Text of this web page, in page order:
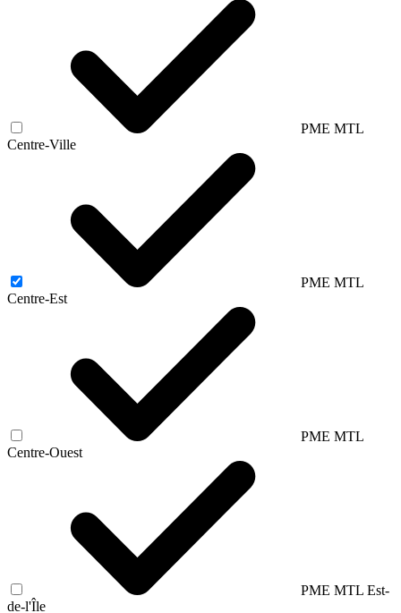
PME MTL
Centre-Ville
PME MTL
Centre-Est
PME MTL
Centre-Ouest
PME MTL Est-
de-l'Île